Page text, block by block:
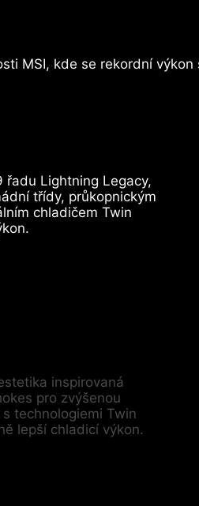
MSI, kde se rekordní výkon
řadu Lightning Legacy,
třídy, průkopnickým
chladičem Twin
inspirovaná
pro zvýšenou
technologiemi Twin
lepší chladicí výkon.